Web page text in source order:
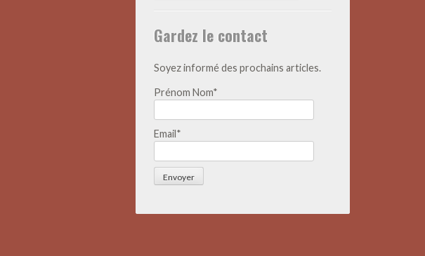
Gardez le contact
Soyez informé des prochains articles.
Prénom Nom*
Email*